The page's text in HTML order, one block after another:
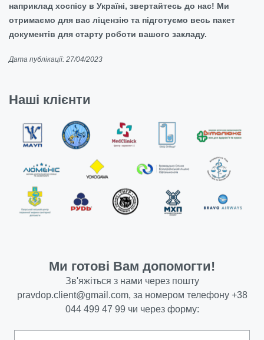
наприклад хоспісу в Україні, звертайтесь до нас! Ми
отримаємо для вас ліцензію та підготуємо весь пакет
документів для старту роботи вашого закладу.
Дата публікації: 27/04/2023
Наші клієнти
Ми готові Вам допомогти!
Зв'яжіться з нами через пошту
pravdop.client@gmail.com, за номером телефону +38
044 499 47 99 чи через форму: